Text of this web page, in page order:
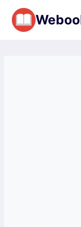
Перейти
содержимому